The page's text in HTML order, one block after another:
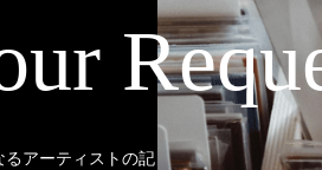
アーティストの記